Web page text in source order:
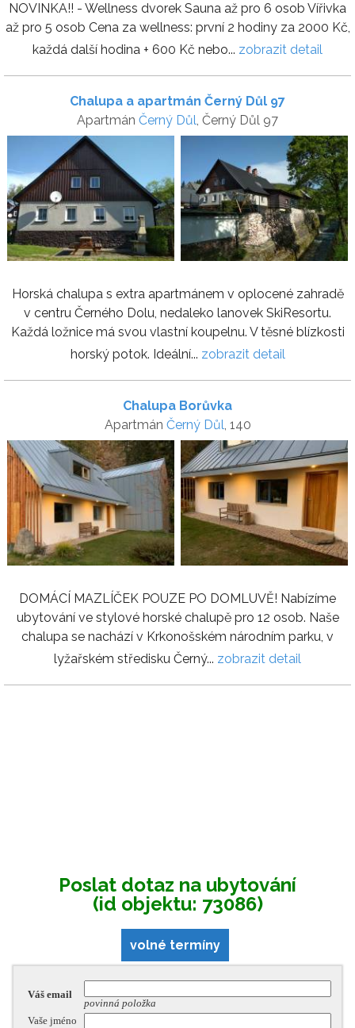
NOVINKA!! - Wellness dvorek Sauna až pro 6 osob Vířivka
až pro 5 osob Cena za wellness: první 2 hodiny za 2000 Kč,
každá další hodina + 600 Kč nebo... zobrazit detail
Chalupa a apartmán Černý Důl 97
Apartmán Černý Důl, Černý Důl 97
Horská chalupa s extra apartmánem v oplocené zahradě
v centru Černého Dolu, nedaleko lanovek SkiResortu.
Každá ložnice má svou vlastní koupelnu. V těsné blízkosti
horský potok. Ideální... zobrazit detail
Chalupa Borůvka
Apartmán Černý Důl, 140
DOMÁCÍ MAZLÍČEK POUZE PO DOMLUVĚ! Nabízíme
ubytování ve stylové horské chalupě pro 12 osob. Naše
chalupa se nachází v Krkonošském národním parku, v
lyžařském středisku Černý... zobrazit detail
Poslat dotaz na ubytování
(id objektu: 73086)
volné termíny